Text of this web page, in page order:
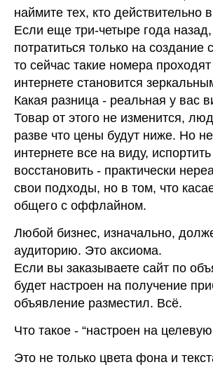
наймите тех, кто действительно
Если еще три-четыре года
потратиться только на
то сейчас такие номера
интернете становится
Какая разница - реальная у вас
Товар от этого не изменится,
разве что цены будут ниже. Но
интернете все на виду,
восстановить - практически
свои подходы, но в том, что
общего с оффлайном.
Любой бизнес, изначально,
аудиторию. Это аксиома.
Если вы заказываете сайт по
будет настроен на получение
объявление разместил. Всё.
Что такое - “настроен на
Это не только цвета фона и